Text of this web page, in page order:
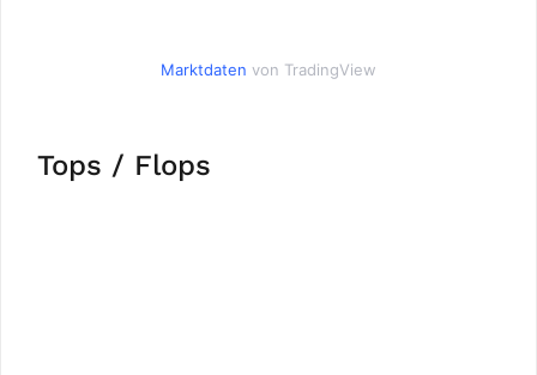
Marktdaten von TradingView
Tops / Flops